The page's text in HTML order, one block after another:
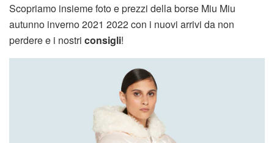
Scopriamo insieme foto e prezzi della borse Miu Miu
autunno inverno 2021 2022 con i nuovi arrivi da non
perdere e i nostri consigli!